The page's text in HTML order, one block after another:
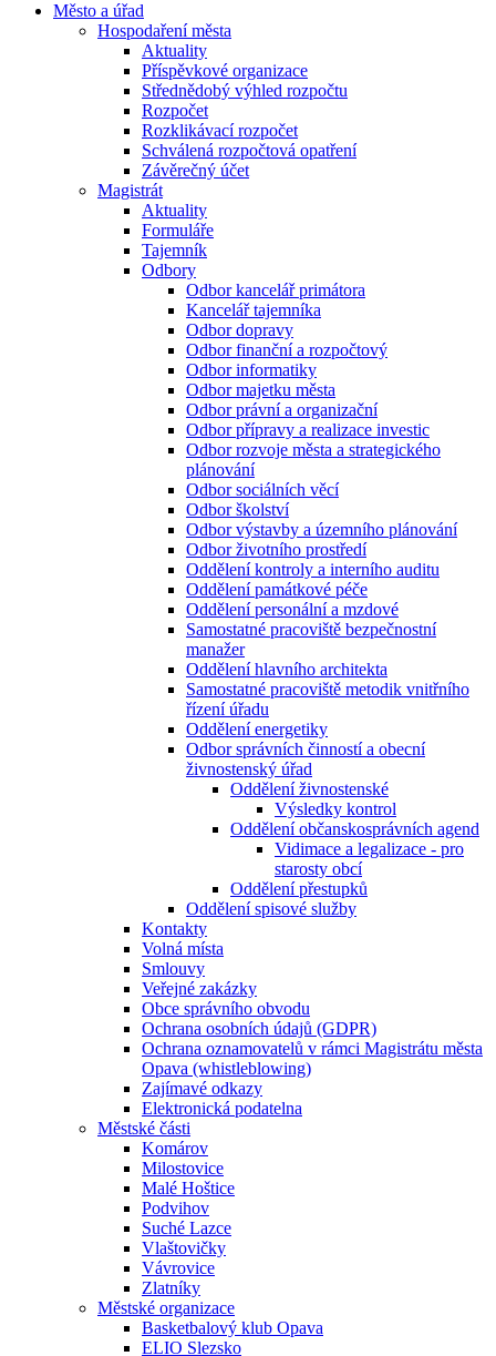
Město a úřad
Hospodaření města
Aktuality
Příspěvkové organizace
Střednědobý výhled rozpočtu
Rozpočet
Rozklikávací rozpočet
Schválená rozpočtová opatření
Závěrečný účet
Magistrát
Aktuality
Formuláře
Tajemník
Odbory
Odbor kancelář primátora
Kancelář tajemníka
Odbor dopravy
Odbor finanční a rozpočtový
Odbor informatiky
Odbor majetku města
Odbor právní a organizační
Odbor přípravy a realizace investic
Odbor rozvoje města a strategického
plánování
Odbor sociálních věcí
Odbor školství
Odbor výstavby a územního plánování
Odbor životního prostředí
Oddělení kontroly a interního auditu
Oddělení památkové péče
Oddělení personální a mzdové
Samostatné pracoviště bezpečnostní
manažer
Oddělení hlavního architekta
Samostatné pracoviště metodik vnitřního
řízení úřadu
Oddělení energetiky
Odbor správních činností a obecní
živnostenský úřad
Oddělení živnostenské
Výsledky kontrol
Oddělení občanskosprávních agend
Vidimace a legalizace - pro
starosty obcí
Oddělení přestupků
Oddělení spisové služby
Kontakty
Volná místa
Smlouvy
Veřejné zakázky
Obce správního obvodu
Ochrana osobních údajů (GDPR)
Ochrana oznamovatelů v rámci Magistrátu města
Opava (whistleblowing)
Zajímavé odkazy
Elektronická podatelna
Městské části
Komárov
Milostovice
Malé Hoštice
Podvihov
Suché Lazce
Vlaštovičky
Vávrovice
Zlatníky
Městské organizace
Basketbalový klub Opava
ELIO Slezsko